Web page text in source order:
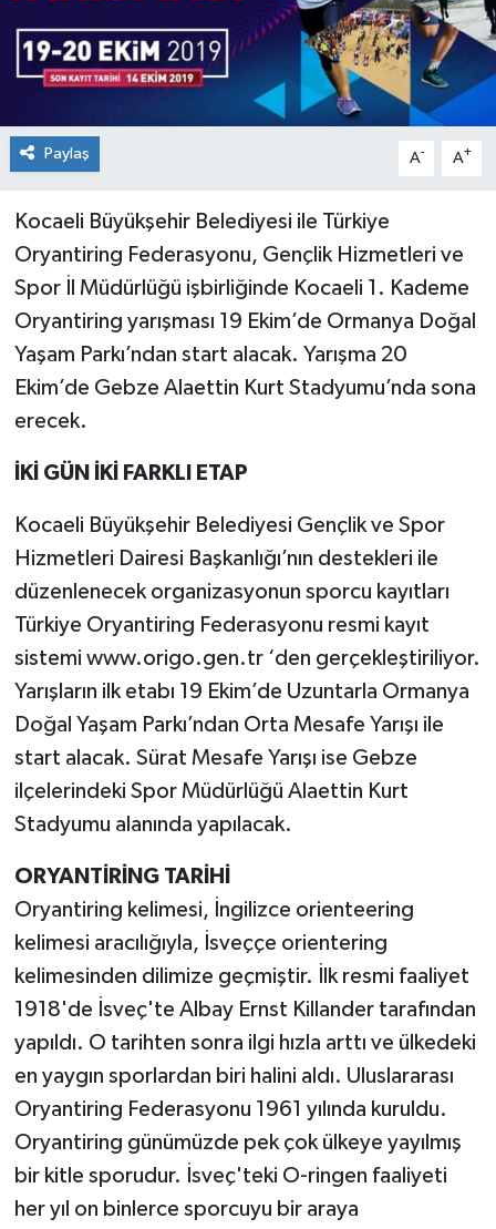
Paylaş A- A+
Kocaeli Büyükşehir Belediyesi ile Türkiye
Oryantiring Federasyonu, Gençlik Hizmetleri ve
Spor İl Müdürlüğü işbirliğinde Kocaeli 1. Kademe
Oryantiring yarışması 19 Ekim’de Ormanya Doğal
Yaşam Parkı’ndan start alacak. Yarışma 20
Ekim’de Gebze Alaettin Kurt Stadyumu’nda sona
erecek.
İKİ GÜN İKİ FARKLI ETAP
Kocaeli Büyükşehir Belediyesi Gençlik ve Spor
Hizmetleri Dairesi Başkanlığı’nın destekleri ile
düzenlenecek organizasyonun sporcu kayıtları
Türkiye Oryantiring Federasyonu resmi kayıt
sistemi www.origo.gen.tr ‘den gerçekleştiriliyor.
Yarışların ilk etabı 19 Ekim’de Uzuntarla Ormanya
Doğal Yaşam Parkı’ndan Orta Mesafe Yarışı ile
start alacak. Sürat Mesafe Yarışı ise Gebze
ilçelerindeki Spor Müdürlüğü Alaettin Kurt
Stadyumu alanında yapılacak.
ORYANTİRİNG TARİHİ
Oryantiring kelimesi, İngilizce orienteering
kelimesi aracılığıyla, İsveççe orientering
kelimesinden dilimize geçmiştir. İlk resmi faaliyet
1918'de İsveç'te Albay Ernst Killander tarafından
yapıldı. O tarihten sonra ilgi hızla arttı ve ülkedeki
en yaygın sporlardan biri halini aldı. Uluslararası
Oryantiring Federasyonu 1961 yılında kuruldu.
Oryantiring günümüzde pek çok ülkeye yayılmış
bir kitle sporudur. İsveç'teki O-ringen faaliyeti
her yıl on binlerce sporcuyu bir araya